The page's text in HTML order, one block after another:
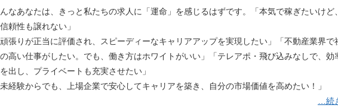
なあなたは、きっと私たちの求人に「運命」を感じるはずです。「本気で稼ぎたいけど
頼性も譲れない」
頑張りが正当に評価され、スピーディーなキャリアアップを実現したい」「不動産業界で
高い仕事がしたい。でも、働き方はホワイトがいい」「テレアポ・飛び込みなしで、効
出し、プライベートも充実させたい」
未経験からでも、上場企業で安心してキャリアを築き、自分の市場価値を高めたい！」
…続